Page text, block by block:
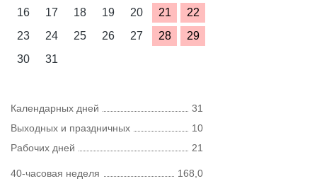
16
17 18 19 20 21
22
23
24 25 26 27 28
29
30
31
Календарных дней
31
Выходных и праздничных
10
Рабочих дней
21
40-часовая неделя
168,0